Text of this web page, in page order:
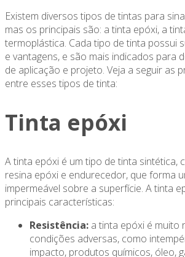
Existem diversos tipos de tintas para
mas os principais são: a tinta epóxi, a
termoplástica. Cada tipo de tinta possui
e vantagens, e são mais indicados para
de aplicação e projeto. Veja a seguir as
entre esses tipos de tinta:
Tinta epóxi
A tinta epóxi é um tipo de tinta sintética,
resina epóxi e endurecedor, que forma
impermeável sobre a superfície. A tinta
principais características:
Resistência: a tinta epóxi é muito
condições adversas, como
impacto, produtos químicos, óleo,